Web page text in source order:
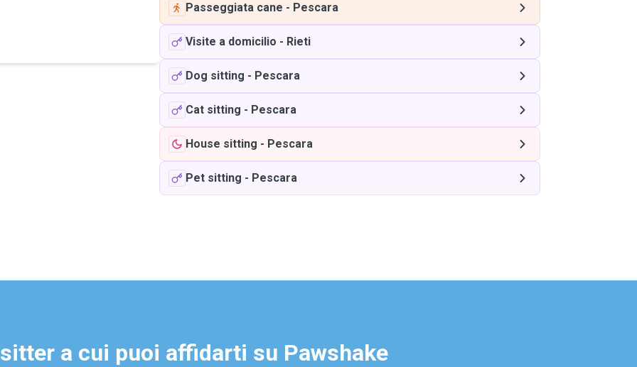
Passeggiata cane - Pescara
Visite a domicilio - Rieti
Dog sitting - Pescara
Cat sitting - Pescara
House sitting - Pescara
Pet sitting - Pescara
a cui puoi affidarti su Pawshake